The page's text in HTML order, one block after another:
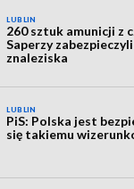
LUBLIN
260 sztuk amunicji z
Saperzy
znaleziska
LUBLIN
PiS: Polska jest
się takiemu